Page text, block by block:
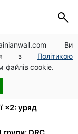
Ви
з Політикою
файлів cookie.
Камельчук
загальних
грн: 4 категорії
дані
×2: уряд